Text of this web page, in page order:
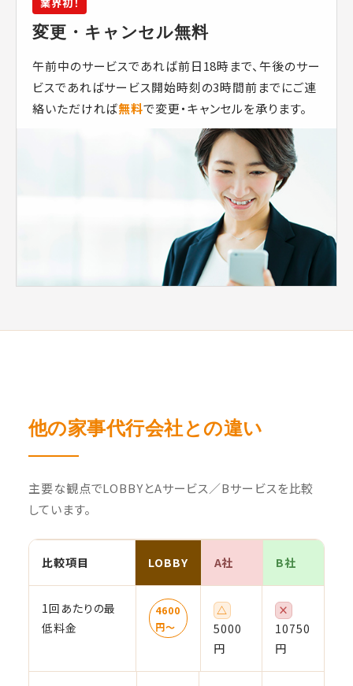
変更・キャンセル無料
午前中のサービスであれば前日18時まで、午後のサー
ビスであればサービス開始時刻の3時間前までにご連
絡いただければ無料で変更・キャンセルを承ります。
他の家事代行会社との違い
主要な観点でLOBBYとAサービス／Bサービスを比較
しています。
比較項目 LOBBY A社 B社
1回あたりの最
低料金
4600
円〜
△
5000
円
×
10750
円